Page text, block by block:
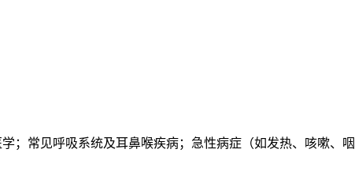
；常见呼吸系统及耳鼻喉疾病；急性病症（如发热、咳嗽、